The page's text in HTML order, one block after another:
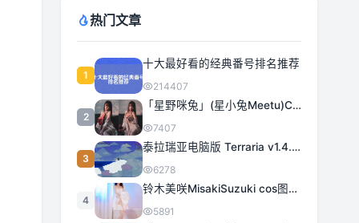
热门文章
1
十大最好看的经典番号排名推荐
214407
2
「星野咪兔」(星小兔Meetu)COS图集全部作品合集 [持续更新]
7407
3
泰拉瑞亚电脑版 Terraria v1.4.5.3 豪华中文 | 全DLC|解压即撸
6278
4
铃木美咲MisakiSuzuki cos图集合集打包下载 363套日系治愈女神精选
5891